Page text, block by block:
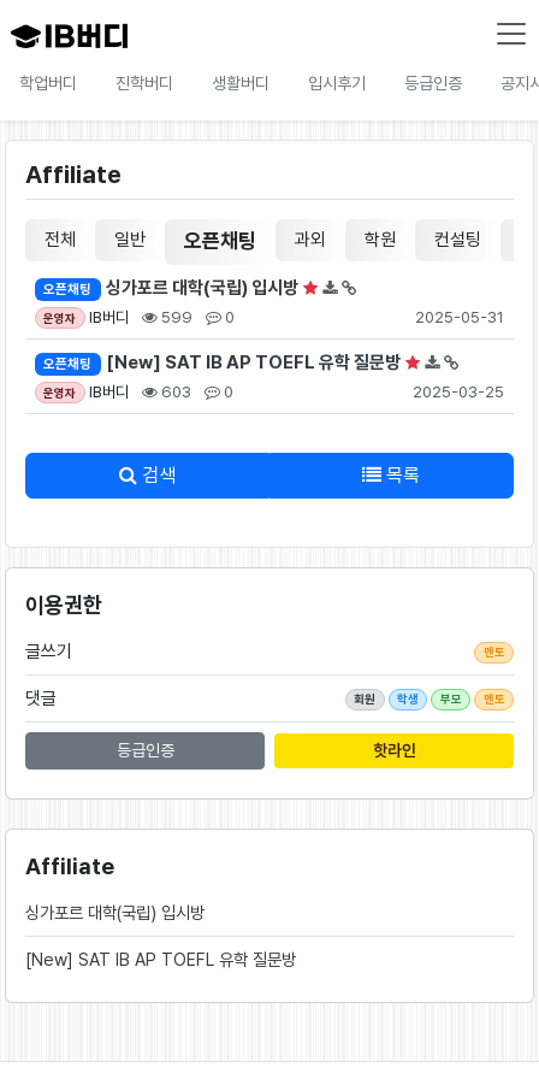
학업버디 진학버디 생활버디 입시후기 등급인증 공지
Affiliate
전체 일반 오픈채팅 과외 학원 컨설팅
오픈채팅 싱가포르 대학(국립) 입시방
운영자 IB버디 599 0 2025-05-31
오픈채팅 [New] SAT IB AP TOEFL 유학 질문방
운영자 IB버디 603 0 2025-03-25
검색 목록
이용권한
글쓰기 멘토
댓글 회원 학생 부모 멘토
등급인증 핫라인
Affiliate
싱가포르 대학(국립) 입시방
[New] SAT IB AP TOEFL 유학 질문방